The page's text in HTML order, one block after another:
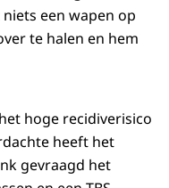
een wapen op
te halen en hem
hoge recidiverisico
heeft het
gevraagd het